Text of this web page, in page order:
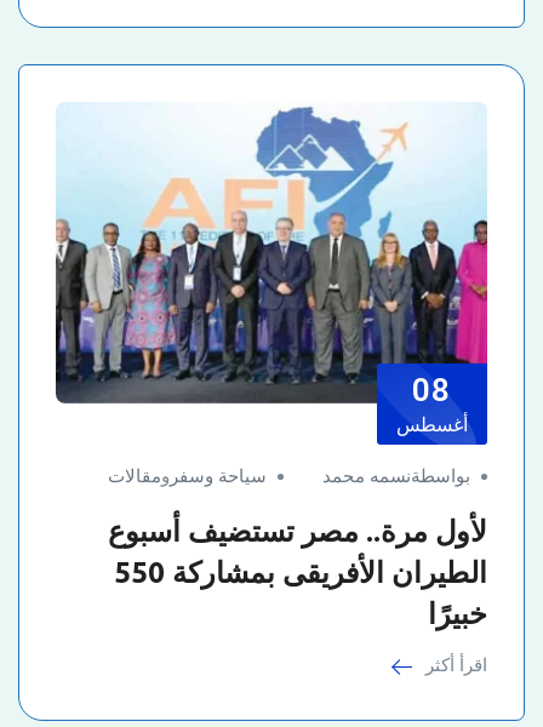
08
أغسطس
بواسطةنسمه محمد سياحة وسفر ومقالات
لأول مرة.. مصر تستضيف أسبوع
الطيران الأفريقى بمشاركة 550
خبيرًا
اقرأ أكثر